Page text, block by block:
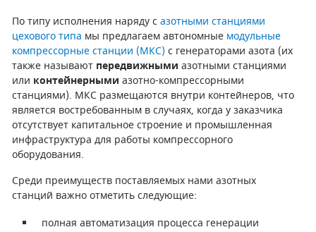
По типу исполнения наряду с азотными станциями
цехового типа мы предлагаем автономные модульные
компрессорные станции (МКС) с генераторами азота (их
также называют передвижными азотными станциями
или контейнерными азотно-компрессорными
станциями). МКС размещаются внутри контейнеров, что
является востребованным в случаях, когда у заказчика
отсутствует капитальное строение и промышленная
инфраструктура для работы компрессорного
оборудования.
Среди преимуществ поставляемых нами азотных
станций важно отметить следующие:
полная автоматизация процесса генерации